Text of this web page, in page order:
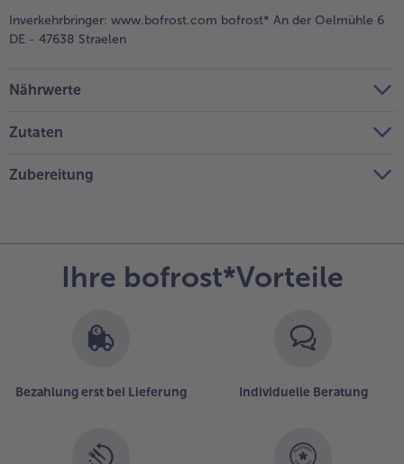
Inverkehrbringer: www.bofrost.com bofrost* An der Oelmühle 6
DE - 47638 Straelen
Nährwerte
Zutaten
Zubereitung
Ihre bofrost*Vorteile
Bezahlung erst bei Lieferung Individuelle Beratung